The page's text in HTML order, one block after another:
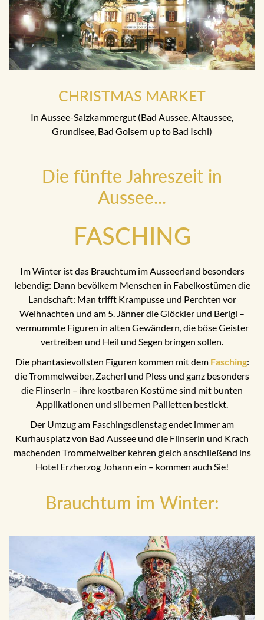
CHRISTMAS MARKET
In Aussee-Salzkammergut (Bad Aussee, Altaussee,
Grundlsee, Bad Goisern up to Bad Ischl)
Die fünfte Jahreszeit in
Aussee...
FASCHING
Im Winter ist das Brauchtum im Ausseerland besonders
lebendig: Dann bevölkern Menschen in Fabelkostümen die
Landschaft: Man trifft Krampusse und Perchten vor
Weihnachten und am 5. Jänner die Glöckler und Berigl –
vermummte Figuren in alten Gewändern, die böse Geister
vertreiben und Heil und Segen bringen sollen.
Die phantasievollsten Figuren kommen mit dem Fasching:
die Trommelweiber, Zacherl und Pless und ganz besonders
die Flinserln – ihre kostbaren Kostüme sind mit bunten
Applikationen und silbernen Pailletten bestickt.
Der Umzug am Faschingsdienstag endet immer am
Kurhausplatz von Bad Aussee und die Flinserln und Krach
machenden Trommelweiber kehren gleich anschließend ins
Hotel Erzherzog Johann ein – kommen auch Sie!
Brauchtum im Winter: